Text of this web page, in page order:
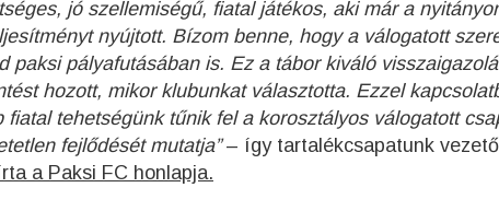
jó szellemiségű, fiatal játékos, aki már a
nyújtott. Bízom benne, hogy a válogatott
paksi pályafutásában is. Ez a tábor kiváló
hozott, mikor klubunkat választotta. Ezzel
tehetségünk tűnik fel a korosztályos válogatott
fejlődését mutatja”– így tartalékcsapatunk
a Paksi FC honlapja.